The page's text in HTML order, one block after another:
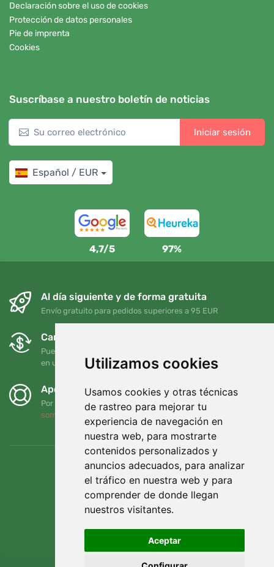
Utilizamos cookies
Usamos cookies y otras técnicas
de rastreo para mejorar tu
experiencia de navegación en
nuestra web, para mostrarte
contenidos personalizados y
anuncios adecuados, para analizar
el tráfico en nuestra web y para
comprender de donde llegan
nuestros visitantes.
Aceptar
Declaración sobre el uso de cookies
Protección de datos personales
Pie de imprenta
Cookies
Suscríbase a nuestro boletín de noticias
Iniciar sesión
Español / EUR
4,7/5 97%
Al día siguiente y de forma gratuita
Envío gratuito para pedidos superiores a 95 EUR
Cambios y devoluciones gratuitos
Puede devolver o cambiar su pedido en cualquier momento
en un plazo de 90 días
Apoyamos a Trees.org
Por cada pedido plantamos un árbol. Leer más
somos